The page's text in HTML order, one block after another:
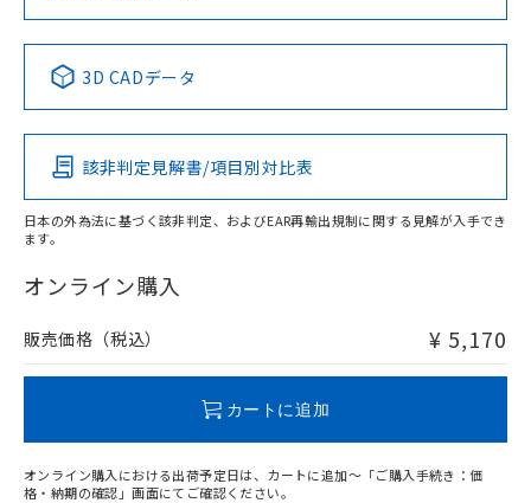
Pb Hg Cd Cr(VI)
O
在庫等で未対応品が混在する可能性があります。
問い合わせください。
No No No No
この製品の規格認証/適合状況ページへ
その他の認証はこちらのページからご検索ください
3D CADデータ
該非判定見解書/項目別対比表
日本の外為法に基づく該非判定、およびEAR再輸出規制に関する見解が入手でき
ます。
オンライン購入
販売価格（税込） ¥ 5,170
カートに追加
オンライン購入における出荷予定日は、カートに追加～「ご購入手続き：価
格・納期の確認」画面にてご確認ください。